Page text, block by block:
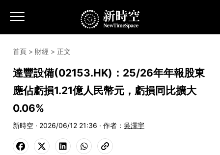
首頁 > 財經 > 正文
達豐設備(02153.HK)：25/26年年報股東
應佔虧損1.21億人民幣元，虧損同比擴大
0.06%
新時空 · 2026/06/12 21:36 · 作者： 吳澤宇